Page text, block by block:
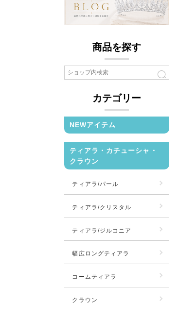
商品を探す
カテゴリー
NEWアイテム
ティアラ・カチューシャ・
クラウン
ティアラ/パール
ティアラ/クリスタル
ティアラ/ジルコニア
幅広ロングティアラ
コームティアラ
クラウン